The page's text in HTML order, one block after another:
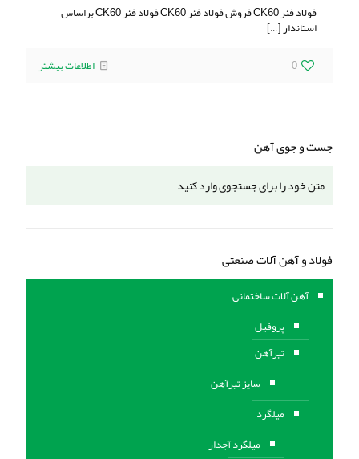
فولاد فنر CK60 فروش فولاد فنر CK60 فولاد فنر CK60 براساس
استاندار[…]
0
اطلاعات بیشتر
جست و جوی آهن
فولاد و آهن آلات صنعتی
آهن آلات ساختمانی
پروفیل
تیرآهن
سایز تیرآهن
میلگرد
میلگرد آجدار